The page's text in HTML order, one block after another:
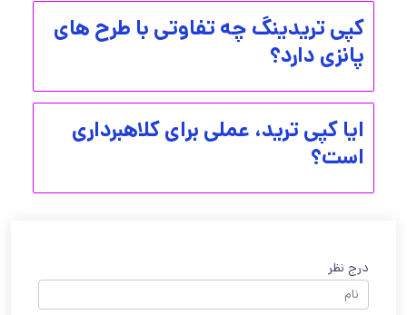
کپی تریدینگ چه تفاوتی با طرح های
پانزی دارد؟
ایا کپی ترید، عملی برای کلاهبرداری
است؟
درج نظر